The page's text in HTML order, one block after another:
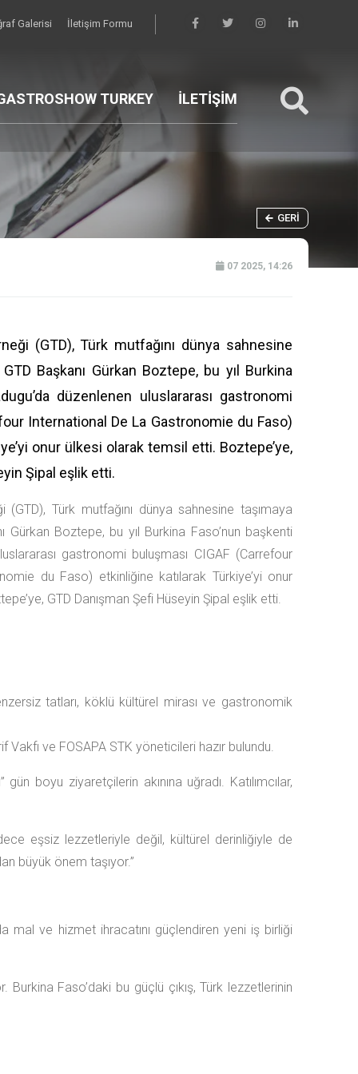
Galerisi İletişim Formu
TURKEY İLETİŞİM
GERI
07 2025, 14:26
(GTD), Türk mutfağını dünya sahnesine
Başkanı Gürkan Boztepe, bu yıl Burkina
düzenlenen uluslararası gastronomi
International De La Gastronomie du Faso)
onur ülkesi olarak temsil etti. Boztepe’ye,
Şipal eşlik etti.
Türk mutfağını dünya sahnesine taşımaya
Gürkan Boztepe, bu yıl Burkina Faso’nun başkenti
gastronomi buluşması CIGAF (Carrefour
du Faso) etkinliğine katılarak Türkiye’yi onur
GTD Danışman Şefi Hüseyin Şipal eşlik etti.
tatları, köklü kültürel mirası ve gastronomik
ve FOSAPA STK yöneticileri hazır bulundu.
boyu ziyaretçilerin akınına uğradı. Katılımcılar,
eşsiz lezzetleriyle değil, kültürel derinliğiyle de
büyük önem taşıyor.”
mal ve hizmet ihracatını güçlendiren yeni iş birliği
Faso’daki bu güçlü çıkış, Türk lezzetlerinin